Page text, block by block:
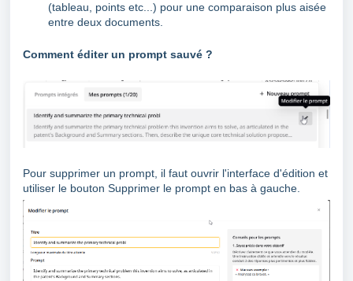
(tableau, points etc...) pour une comparaison plus aisée
entre deux documents.
Comment éditer un prompt sauvé ?
Pour supprimer un prompt, il faut ouvrir l'interface d'édition et
utiliser le bouton Supprimer le prompt en bas à gauche.